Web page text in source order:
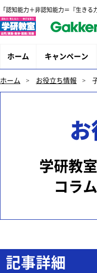
「認知能力＋非認知能力＝『生き
ホーム キャンペーン
ホーム お役立ち情報
学研教
コラ
記事詳細